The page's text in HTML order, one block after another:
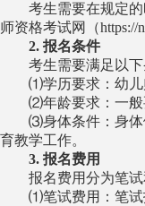
考生需要在规定
师资格考试网（https://
2. 报名条件
考生需要满足以下
⑴学历要求：幼儿
⑵年龄要求：一般
⑶身体条件：身体
育教学工作。
3. 报名费用
报名费用分为笔试
⑴笔试费用：笔试